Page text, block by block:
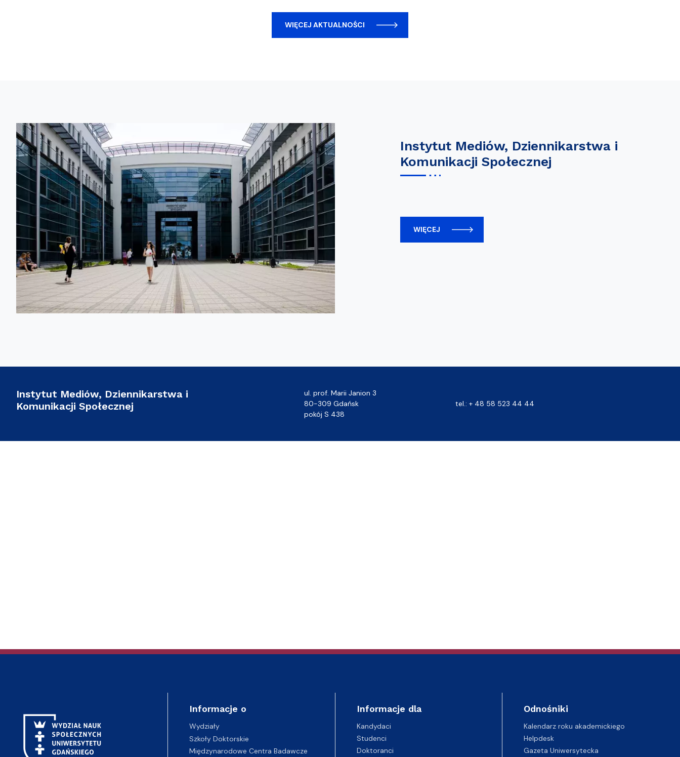
WIĘCEJ AKTUALNOŚCI
Instytut Mediów, Dziennikarstwa i
Komunikacji Społecznej
WIĘCEJ
Instytut Mediów, Dziennikarstwa i
Komunikacji Społecznej
ul. prof. Marii Janion 3
80-309 Gdańsk
pokój S 438
tel.: + 48 58 523 44 44
Informacje o
Wydziały
Szkoły Doktorskie
Międzynarodowe Centra Badawcze
Informacje dla
Kandydaci
Studenci
Doktoranci
Odnośniki
Kalendarz roku akademickiego
Helpdesk
Gazeta Uniwersytecka